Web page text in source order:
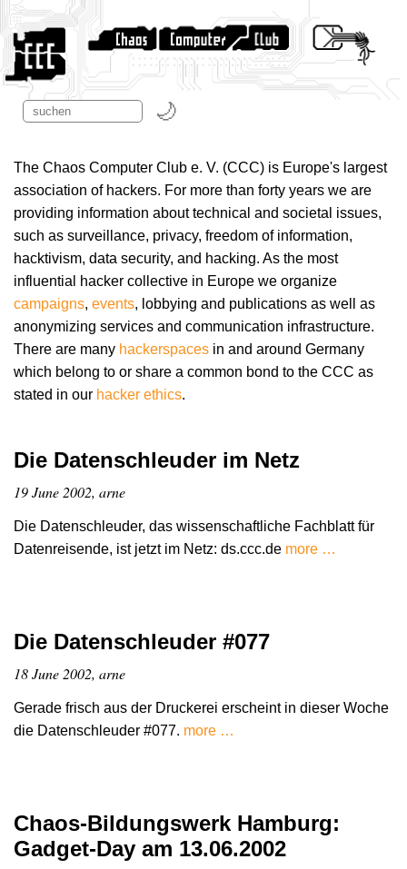
The Chaos Computer Club e. V. (CCC) is Europe's largest
association of hackers. For more than forty years we are
providing information about technical and societal issues,
such as surveillance, privacy, freedom of information,
hacktivism, data security, and hacking. As the most
influential hacker collective in Europe we organize
campaigns, events, lobbying and publications as well as
anonymizing services and communication infrastructure.
There are many hackerspaces in and around Germany
which belong to or share a common bond to the CCC as
stated in our hacker ethics.
Die Datenschleuder im Netz
19 June 2002, arne
Die Datenschleuder, das wissenschaftliche Fachblatt für
Datenreisende, ist jetzt im Netz: ds.ccc.de more …
Die Datenschleuder #077
18 June 2002, arne
Gerade frisch aus der Druckerei erscheint in dieser Woche
die Datenschleuder #077. more …
Chaos-Bildungswerk Hamburg:
Gadget-Day am 13.06.2002